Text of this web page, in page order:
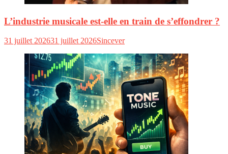
L’industrie musicale est-elle en train de s’effondrer ?
31 juillet 202631 juillet 2026Sincever